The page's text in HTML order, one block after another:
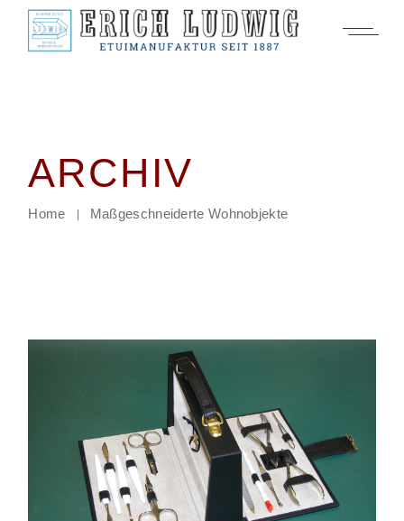
Zum
Inhalt
springen
ARCHIV
Home Maßgeschneiderte Wohnobjekte